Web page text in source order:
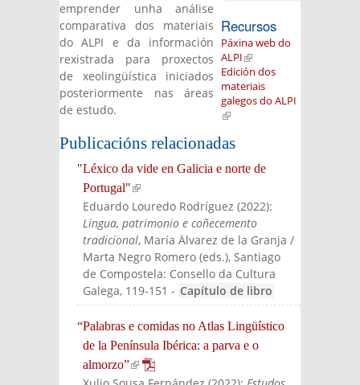
emprender unha análise
comparativa dos materiais
do ALPI e da información
rexistrada para proxectos
de xeolingüística iniciados
posteriormente nas áreas
de estudo.
Recursos
Páxina web do
ALPI(link is
external)
Edición dos
materiais
galegos do ALPI
(link is external)
Publicacións relacionadas
"Léxico da vide en Galicia e norte de
Portugal"(link is external)
Eduardo Louredo Rodríguez (2022):
Lingua, patrimonio e coñecemento
tradicional, María Älvarez de la Granja /
Marta Negro Romero (eds.), Santiago
de Compostela: Consello da Cultura
Galega, 119-151 - Capítulo de libro
“Palabras e comidas no Atlas Lingüístico
de la Península Ibérica: a parva e o
almorzo”(link is external)